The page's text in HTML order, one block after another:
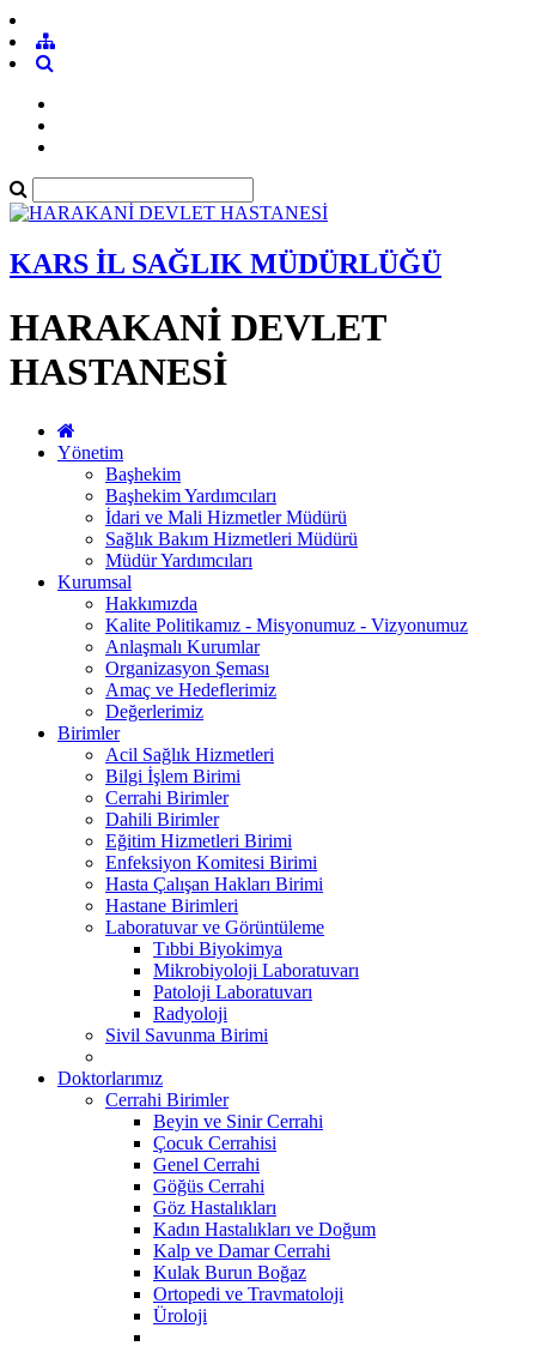
KARS İL SAĞLIK MÜDÜRLÜĞÜ
HARAKANİ DEVLET
HASTANESİ
Yönetim
Başhekim
Başhekim Yardımcıları
İdari ve Mali Hizmetler Müdürü
Sağlık Bakım Hizmetleri Müdürü
Müdür Yardımcıları
Kurumsal
Hakkımızda
Kalite Politikamız - Misyonumuz - Vizyonumuz
Anlaşmalı Kurumlar
Organizasyon Şeması
Amaç ve Hedeflerimiz
Değerlerimiz
Birimler
Acil Sağlık Hizmetleri
Bilgi İşlem Birimi
Cerrahi Birimler
Dahili Birimler
Eğitim Hizmetleri Birimi
Enfeksiyon Komitesi Birimi
Hasta Çalışan Hakları Birimi
Hastane Birimleri
Laboratuvar ve Görüntüleme
Tıbbi Biyokimya
Mikrobiyoloji Laboratuvarı
Patoloji Laboratuvarı
Radyoloji
Sivil Savunma Birimi
Doktorlarımız
Cerrahi Birimler
Beyin ve Sinir Cerrahi
Çocuk Cerrahisi
Genel Cerrahi
Göğüs Cerrahi
Göz Hastalıkları
Kadın Hastalıkları ve Doğum
Kalp ve Damar Cerrahi
Kulak Burun Boğaz
Ortopedi ve Travmatoloji
Üroloji